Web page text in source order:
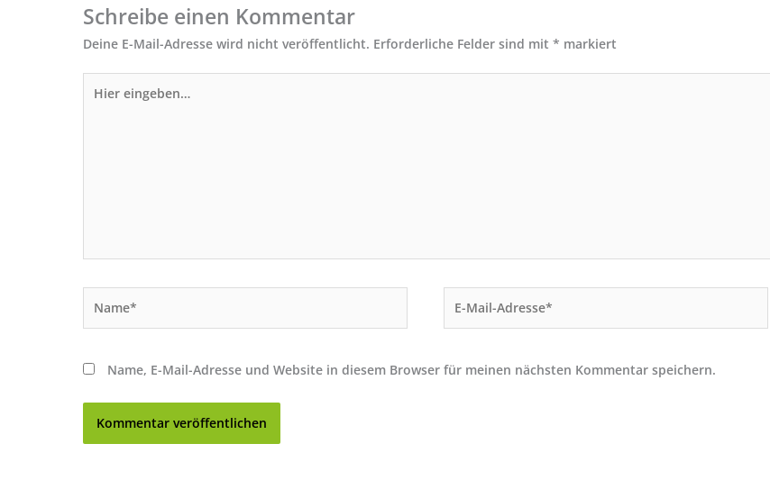
Schreibe einen Kommentar
Deine E-Mail-Adresse wird nicht veröffentlicht. Erforderliche Felder sind mit * markiert
eingeben…
Mail-
Name, E-Mail-Adresse und Website in diesem Browser für meinen nächsten Kommentar speichern.